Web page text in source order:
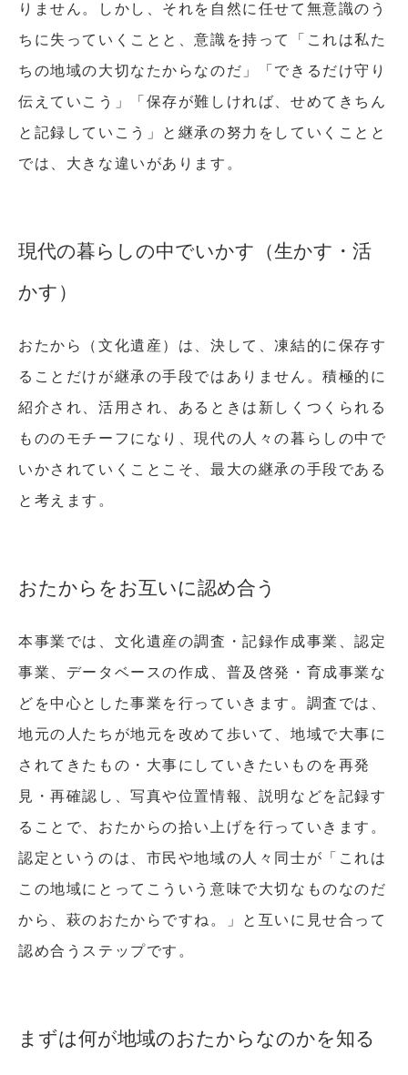
りません。しかし、それを自然に任せて無意識のう
ちに失っていくことと、意識を持って「これは私た
ちの地域の大切なたからなのだ」「できるだけ守り
伝えていこう」「保存が難しければ、せめてきちん
と記録していこう」と継承の努力をしていくことと
では、大きな違いがあります。
現代の暮らしの中でいかす（生かす・活
かす）
おたから（文化遺産）は、決して、凍結的に保存す
ることだけが継承の手段ではありません。積極的に
紹介され、活用され、あるときは新しくつくられる
もののモチーフになり、現代の人々の暮らしの中で
いかされていくことこそ、最大の継承の手段である
と考えます。
おたからをお互いに認め合う
本事業では、文化遺産の調査・記録作成事業、認定
事業、データベースの作成、普及啓発・育成事業な
どを中心とした事業を行っていきます。調査では、
地元の人たちが地元を改めて歩いて、地域で大事に
されてきたもの・大事にしていきたいものを再発
見・再確認し、写真や位置情報、説明などを記録す
ることで、おたからの拾い上げを行っていきます。
認定というのは、市民や地域の人々同士が「これは
この地域にとってこういう意味で大切なものなのだ
から、萩のおたからですね。」と互いに見せ合って
認め合うステップです。
まずは何が地域のおたからなのかを知る